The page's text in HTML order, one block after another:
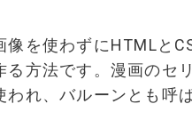
像を使わずにHTMLと
る方法です。漫画のセ
われ、バルーンとも呼